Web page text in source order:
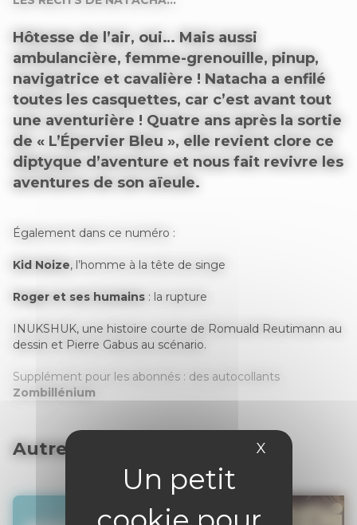
X Masquer le
Hôtesse de l’air, oui… Mais aussi
ambulancière, femme-grenouille, pinup,
navigatrice et cavalière ! Natacha a enfilé
toutes les casquettes, car c’est avant tout
une aventurière ! Quatre ans après la sortie
de « L’Épervier Bleu », elle revient clore ce
diptyque d’aventure et nous fait revivre les
aventures de son aïeule.
Également dans ce numéro :
Kid Noize, l’homme à la tête de singe
Roger et ses humains : la rupture
INUKSHUK, une histoire courte de Romuald Reutimann au
dessin et Pierre Gabus au scénario.
Supplément pour les abonnés : des autocollants
Zombillénium
Autres articles